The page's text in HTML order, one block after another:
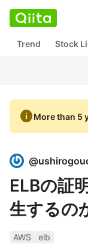
Trend Stock
infoMore than 5
@
ELBの証
生するの
AWS
elb